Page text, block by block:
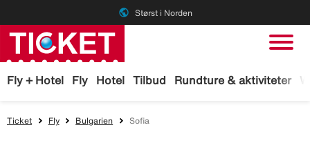
public Størst i Norden
Fly + Hotel Fly Hotel Tilbud Rundture & aktiviteter
Ticket Fly Bulgarien Sofia